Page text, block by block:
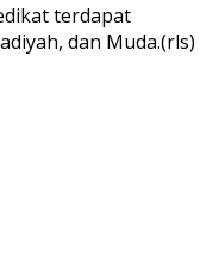
terdapat
dan Muda.(rls)